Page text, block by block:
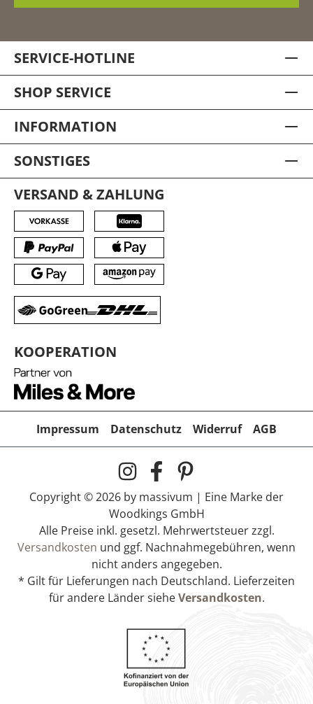
Bad Regal Dingle
SERVICE-HOTLINE
SHOP SERVICE
INFORMATION
SONSTIGES
VERSAND & ZAHLUNG
KOOPERATION
Impressum Datenschutz Widerruf AGB
Copyright © 2026 by massivum | Eine Marke der
Woodkings GmbH
Alle Preise inkl. gesetzl. Mehrwertsteuer zzgl.
Versandkosten und ggf. Nachnahmegebühren, wenn
nicht anders angegeben.
* Gilt für Lieferungen nach Deutschland. Lieferzeiten
für andere Länder sieheVersandkosten.